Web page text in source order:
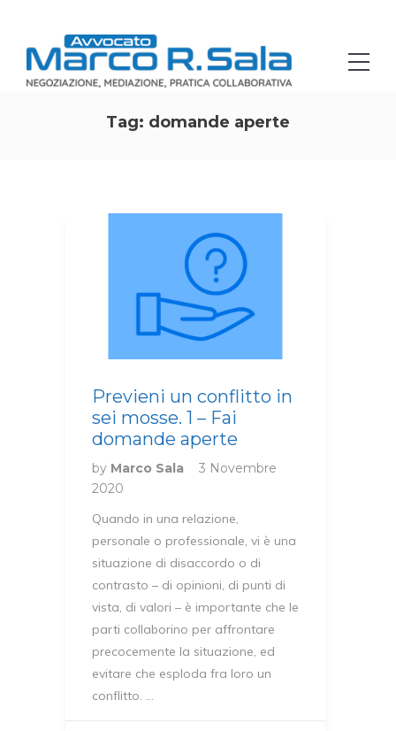
Tag: domande aperte
Previeni un conflitto in
sei mosse. 1 – Fai
domande aperte
by Marco Sala
3 Novembre
2020
Quando in una relazione,
personale o professionale, vi è una
situazione di disaccordo o di
contrasto – di opinioni, di punti di
vista, di valori – è importante che le
parti collaborino per affrontare
precocemente la situazione, ed
evitare che esploda fra loro un
conflitto. …